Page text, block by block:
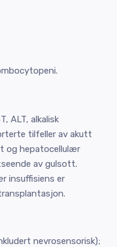
ALT, alkalisk
tilfeller av akutt
og hepatocellulær
av gulsott.
insuffisiens er
nevrosensorisk);